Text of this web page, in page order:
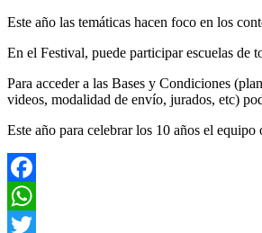
Este año las temáticas hacen foco en los
En el Festival, puede participar escuelas de
Para acceder a las Bases y Condiciones
videos, modalidad de envío, jurados, etc)
Este año para celebrar los 10 años el
Facebook
WhatsApp